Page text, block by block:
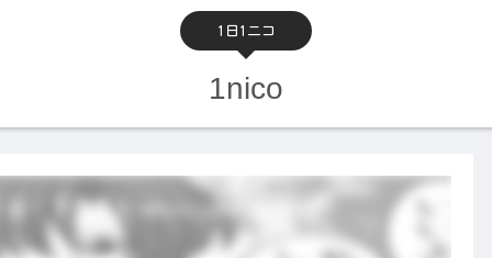
1日1ニコ
1nico